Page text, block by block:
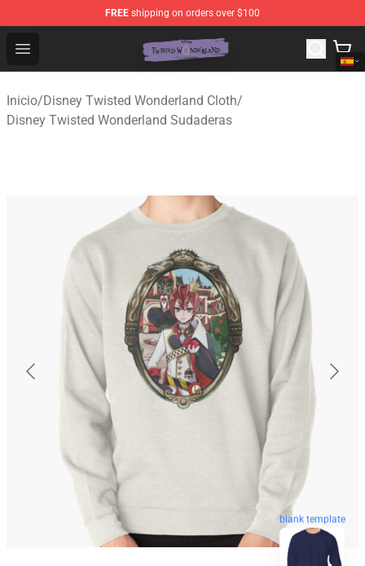
FREE shipping on orders over $100
Open menu
Twisted Wonderland Store - Official Twisted
Inicio/Disney Twisted Wonderland Cloth/
Disney Twisted Wonderland Sudaderas
blank template